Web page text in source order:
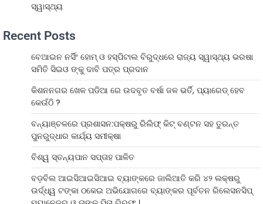
ସ୍ୱାସ୍ଥ୍ୟ
Recent Posts
ବେଆଇନ ନର୍ସିଂ ହୋମ୍ ଓ ହସ୍ପିଟାଲ ବିରୁଦ୍ଧରେ ରାଜ୍ୟ ସ୍ୱାସ୍ଥ୍ୟ ଭରଷା
ସମିତି ସିଇଓ ଙ୍କୁ ଦାବି ପତ୍ର ପ୍ରଦାନ
କିଶନନଗର ଖେଳ ପଡିଆ ରେ ଉଦବୃତ ବର୍ଷା ଜଳ ଭର୍ତି, ପ୍ୟାରେଡ୍ ହେବ
କେଉଁଠି ?
ବନ୍ୟାଞ୍ଚଳରେ ପ୍ରଶାସନ:ପକ୍ଷରୁ ରିଲିଫ୍ କିଟ୍ ବଣ୍ଟନ ସହ ତୁରନ୍ତ
ପୁନରୁଦ୍ଧାର କାର୍ଯ୍ୟ ସମୀକ୍ଷା
ବିଶ୍ୱ ସ୍ତନ୍ୟପାନ ସପ୍ତାହ ପାଳିତ
ବଡ଼ବିଲ ଆଇସିଆଇସିଆଇ ବ୍ୟାଙ୍କରେ ଜାଲିଆତି କରି ୪୨ ଲକ୍ଷରୁ
ଉର୍ଦ୍ଧ୍ୱ ଟଙ୍କା ଠକେଇ ଅଭିଯୋଗରେ ବ୍ୟାଙ୍କର ପୂର୍ବତନ ରିଲେସନସିପ୍